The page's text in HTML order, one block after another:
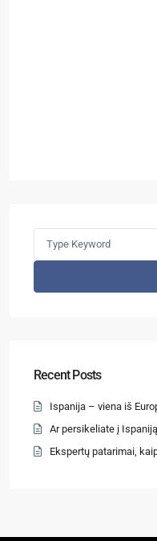
Recent Posts
Ispanija – viena iš
Ar persikeliate į
Ekspertų patarimai,